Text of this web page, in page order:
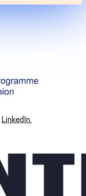
LinkedIn